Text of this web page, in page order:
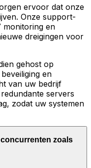
ervoor dat onze
Onze support-
monitoring en
dreigingen voor
gehost op
en
van uw bedrijf
servers
zodat uw systemen
zoals